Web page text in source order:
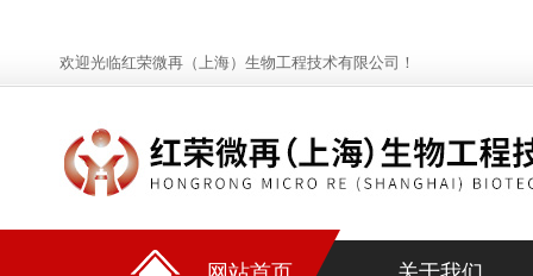
欢迎光临红荣微再（上海）生物工程技术有限公司！